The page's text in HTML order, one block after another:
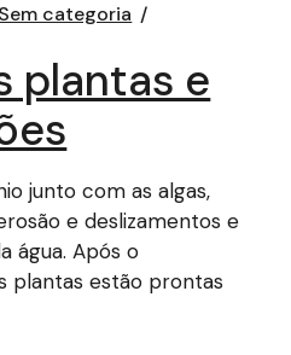
Sem categoria
plantas e
junto com as algas,
e deslizamentos e
água. Após o
plantas estão prontas